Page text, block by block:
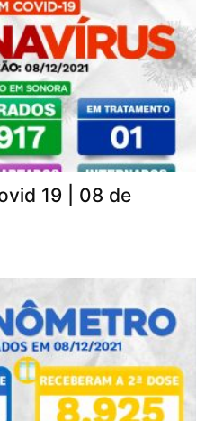
19 | 08 de